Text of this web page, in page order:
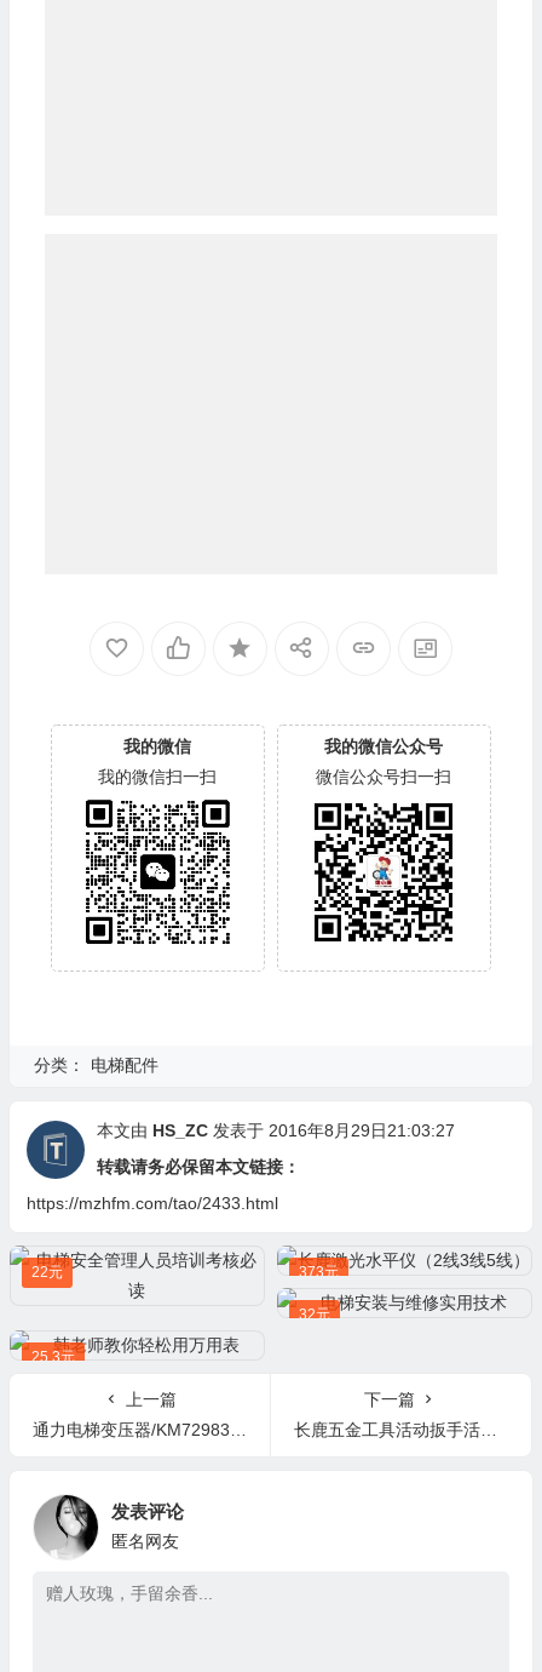
我的微信
我的微信扫一扫
我的微信公众号
微信公众号扫一扫
分类： 电梯配件
本文由 HS_ZC发表于 2016年8月29日21:03:27
转载请务必保留本文链接：
https://mzhfm.com/tao/2433.html
22元 373元
32元
25.3元
上一篇
通力电梯变压器/KM729838G01/BE1000-8582/小机房/控制柜/1000VA
下一篇
长鹿五金工具活动扳手活口扳手活扳手6寸8寸10寸15寸
发表评论
匿名网友